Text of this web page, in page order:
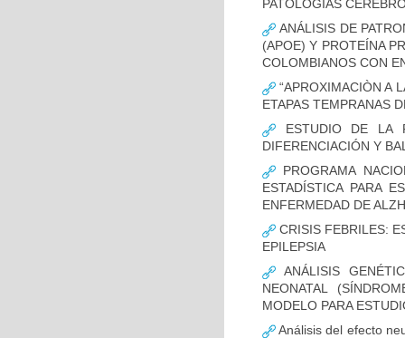
PATOLOGÍAS
ANÁLISIS DE
(APOE) Y PROTEÍNA
COLOMBIANOS CON
“APROXIMACIÒN A
ETAPAS TEMPRANAS
ESTUDIO DE LA
DIFERENCIACIÓN Y
PROGRAMA
ESTADÍSTICA PARA
ENFERMEDAD DE
CRISIS FEBRILES:
EPILEPSIA
ANÁLISIS
NEONATAL
MODELO PARA
Análisis del efecto